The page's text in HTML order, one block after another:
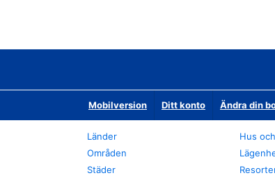
Mobilversion Ditt konto Ändra din
Länder
Områden
Städer
Hus